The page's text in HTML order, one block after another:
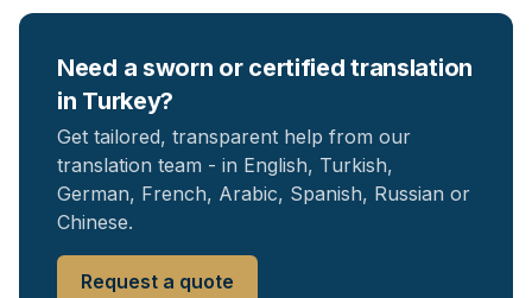
Need a sworn or certified translation
in Turkey?
Get tailored, transparent help from our
translation team - in English, Turkish,
German, French, Arabic, Spanish, Russian or
Chinese.
Request a quote